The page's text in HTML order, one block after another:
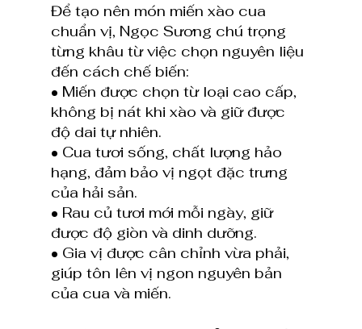
Để tạo nên món miến xào cua
chuẩn vị, Ngọc Sương chú trọng
từng khâu từ việc chọn nguyên liệu
đến cách chế biến:
• Miến được chọn từ loại cao cấp,
không bị nát khi xào và giữ được
độ dai tự nhiên.
• Cua tươi sống, chất lượng hảo
hạng, đảm bảo vị ngọt đặc trưng
của hải sản.
• Rau củ tươi mới mỗi ngày, giữ
được độ giòn và dinh dưỡng.
• Gia vị được cân chỉnh vừa phải,
giúp tôn lên vị ngon nguyên bản
của cua và miến.